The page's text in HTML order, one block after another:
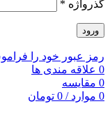
گذرواژه *
ورود
رمز عبور خود را
0 علاقه مندی ها
0 مقایسه
0 موارد /
0 تومان